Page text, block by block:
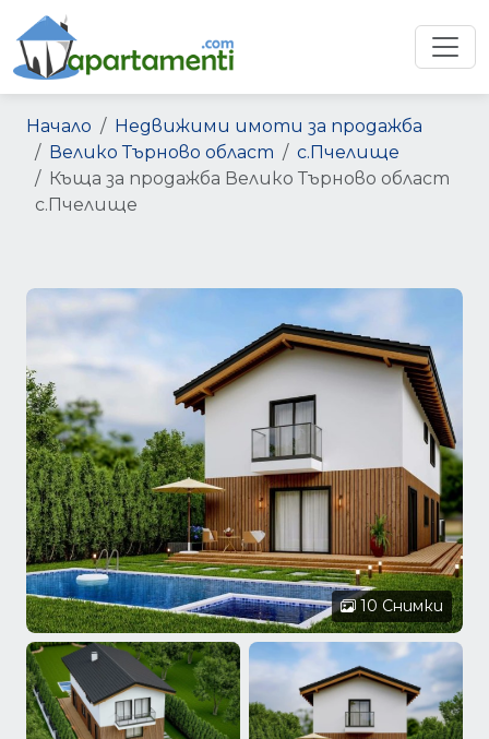
Начало
Недвижими имоти за продажба
Велико Търново област
с.Пчелище
Къща за продажба Велико Търново област
с.Пчелище
10 Снимки